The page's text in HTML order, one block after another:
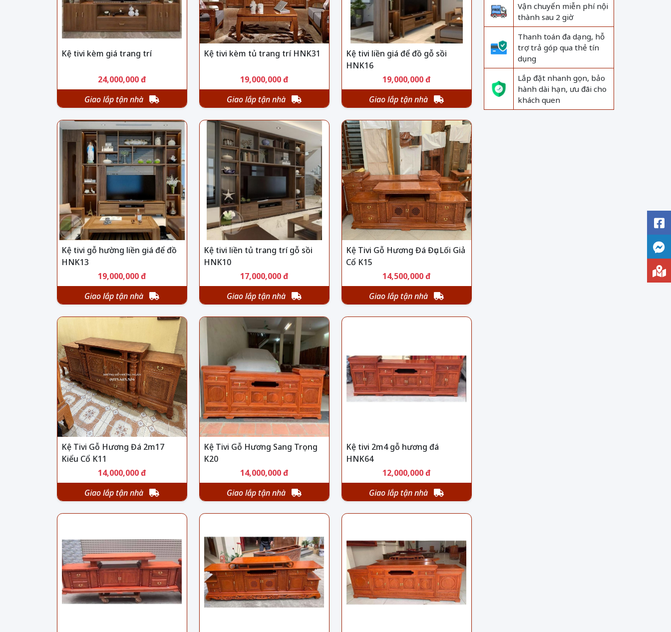
Kệ tivi kèm giá trang trí
24,000,000 đ
Giao lắp tận nhà
Kệ tivi kèm tủ trang trí HNK31
19,000,000 đ
Giao lắp tận nhà
Kệ tivi liền giá để đồ gỗ sồi
HNK16
19,000,000 đ
Giao lắp tận nhà
Kệ tivi gỗ hường liền giá để đồ
HNK13
19,000,000 đ
Giao lắp tận nhà
Kệ tivi liền tủ trang trí gỗ sồi
HNK10
17,000,000 đ
Giao lắp tận nhà
Kệ Tivi Gỗ Hương Đá Đục Lối Giả
Cổ K15
14,500,000 đ
Giao lắp tận nhà
Kệ Tivi Gỗ Hương Đá 2m17
Kiểu Cổ K11
14,000,000 đ
Giao lắp tận nhà
Kệ Tivi Gỗ Hương Sang Trọng
K20
14,000,000 đ
Giao lắp tận nhà
Kệ tivi 2m4 gỗ hương đá
HNK64
12,000,000 đ
Giao lắp tận nhà
Vận chuyển miễn phí nội
thành sau 2 giờ
Thanh toán đa dạng, hỗ
trợ trả góp qua thẻ tín
dụng
Lắp đặt nhanh gọn, bảo
hành dài hạn, ưu đãi cho
khách quen